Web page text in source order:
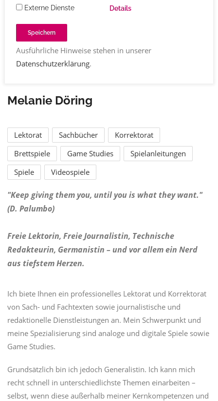
Melanie Döring
Lektorat Sachbücher
Korrektorat
Brettspiele
Game Studies
Spielanleitungen
Spiele
Videospiele
"Keep giving them you, until you is what they want."
(D. Palumbo)
Freie Lektorin, Freie Journalistin, Technische
Redakteurin, Germanistin – und vor allem ein Nerd
aus tiefstem Herzen.
Ich biete Ihnen ein professionelles Lektorat und Korrektorat
von Sach- und Fachtexten sowie journalistische und
redaktionelle Dienstleistungen an. Mein Schwerpunkt und
meine Spezialisierung sind analoge und digitale Spiele sowie
Game Studies.
Grundsätzlich bin ich jedoch Generalistin. Ich kann mich
recht schnell in unterschiedlichste Themen einarbeiten –
selbst, wenn diese außerhalb meiner Kernkompetenzen und
Externe Dienste Details
Speichern
Ausführliche Hinweise stehen in unserer
Datenschutzerklärung.